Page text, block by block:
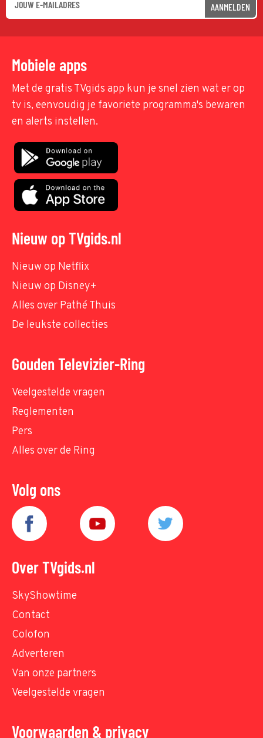
AANMELDEN
Mobiele apps
Met de gratis TVgids app kun je snel zien wat er op
tv is, eenvoudig je favoriete programma's bewaren
en alerts instellen.
Nieuw op TVgids.nl
Nieuw op Netflix
Nieuw op Disney+
Alles over Pathé Thuis
De leukste collecties
Gouden Televizier-Ring
Veelgestelde vragen
Reglementen
Pers
Alles over de Ring
Volg ons
Over TVgids.nl
SkyShowtime
Contact
Colofon
Adverteren
Van onze partners
Veelgestelde vragen
Voorwaarden & privacy